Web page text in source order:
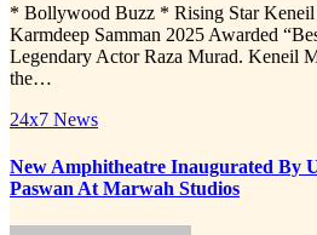
* Bollywood Buzz * Rising Star
Karmdeep Samman 2025 Awarded
Legendary Actor Raza Murad. Keneil
the…
24x7 News
New Amphitheatre Inaugurated By
Paswan At Marwah Studios